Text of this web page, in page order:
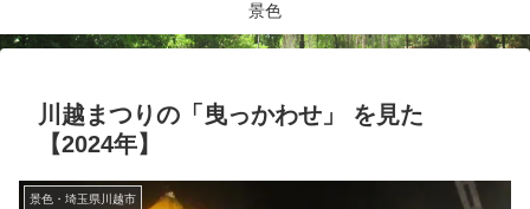
景色
川越まつりの「曳っかわせ」 を見た
【2024年】
景色・埼玉県川越市